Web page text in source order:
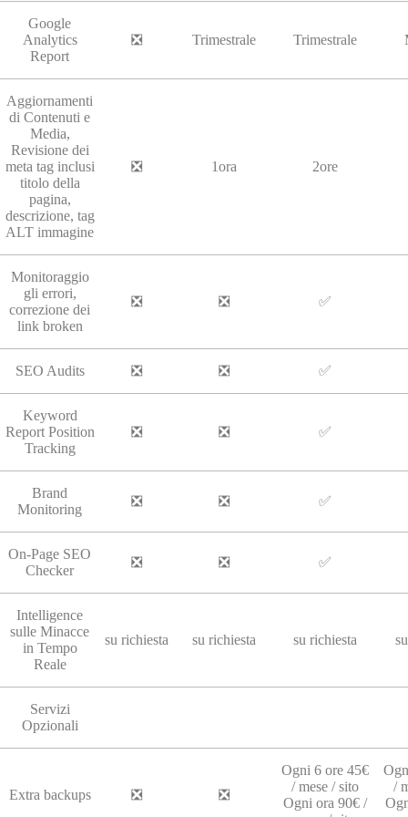
Google
Analytics
Report
❎ Trimestrale Trimestrale
Aggiornamenti
di Contenuti e
Media,
Revisione dei
meta tag inclusi
titolo della
pagina,
descrizione, tag
ALT immagine
❎ 1ora 2ore
Monitoraggio
gli errori,
correzione dei
link broken
❎ ❎ ✅
SEO Audits ❎ ❎ ✅
Keyword
Report Position
Tracking
❎ ❎ ✅
Brand
Monitoring
❎ ❎ ✅
On-Page SEO
Checker
❎ ❎ ✅
Intelligence
sulle Minacce
in Tempo
Reale
su richiesta su richiesta su richiesta
Servizi
Opzionali
Extra backups ❎ ❎
Ogni 6 ore 45€
/ mese / sito
Ogni ora 90€ /
/